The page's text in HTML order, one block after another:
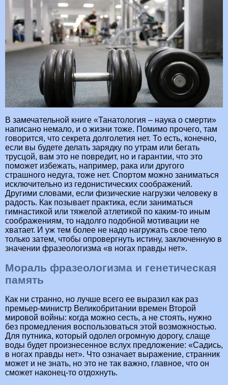
В замечательной книге «Танатология – наука о смерти»
написано немало, и о жизни тоже. Помимо прочего, там
говорится, что секрета долголетия нет. То есть, конечно,
если вы будете делать зарядку по утрам или бегать
трусцой, вам это не повредит, но и гарантии, что это
поможет избежать, например, рака или другого
страшного недуга, тоже нет. Спортом можно заниматься
исключительно из гедонистических соображений.
Другими словами, если физические нагрузки человеку в
радость. Как позывает практика, если заниматься
гимнастикой или тяжелой атлетикой по каким-то иным
соображениям, то надолго подобной мотивации не
хватает. И уж тем более не надо нагружать свое тело
только затем, чтобы опровергнуть истину, заключенную в
значении фразеологизма «в ногах правды нет».
Мораль фразеологизма и генетическая
память
Как ни странно, но лучше всего ее выразил как раз
премьер-министр Великобритании времен Второй
мировой войны: когда можно сесть, а не стоять, нужно
без промедления воспользоваться этой возможностью.
Для путника, который одолел огромную дорогу, слаще
воды будет произнесенное вслух предложение: «Садись,
в ногах правды нет». Что означает выражение, странник
может и не знать, но это не так важно, главное, что он
сможет наконец-то отдохнуть.